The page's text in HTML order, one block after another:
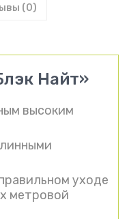
(0)
Найт»
высоким
уходе
метровой